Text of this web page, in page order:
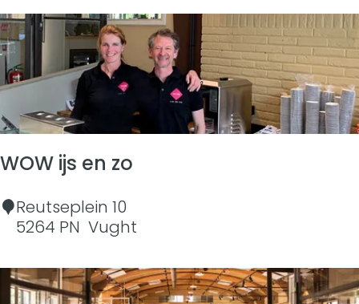
s
a
b
e
l
l
e
WOW ijs en zo
W
i
Reutseplein 10
5264 PN Vught